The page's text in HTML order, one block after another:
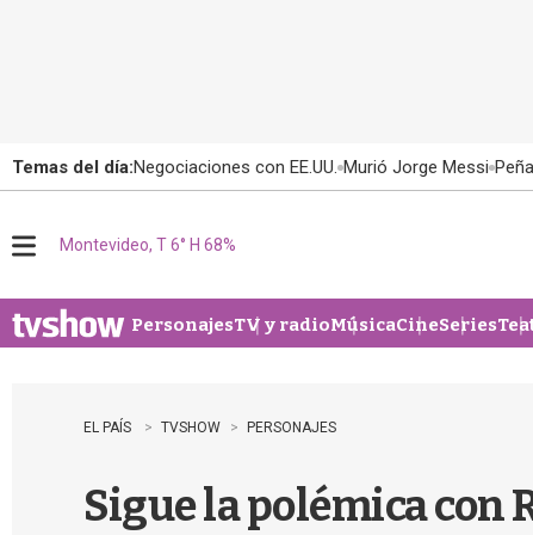
Temas del día:Negociaciones con EE.UU. Murió Jorge Messi
u
Montevideo, T 6° H 68%
PersonajesTV y radioMúsicaCineSeries
EL PAÍS TVSHOW PERSONAJES
Sigue la polémica con